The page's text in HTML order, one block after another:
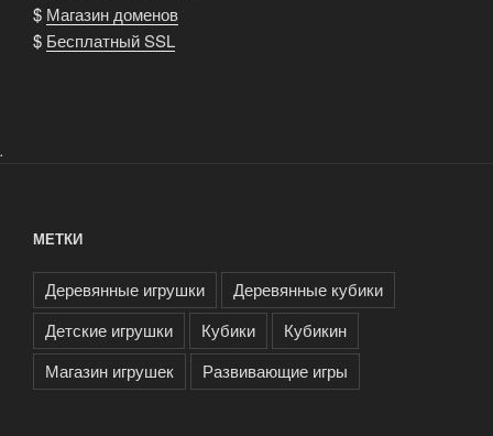
$ Магазин доменов
$ Бесплатный SSL
.
МЕТКИ
Деревянные игрушки
Деревянные кубики
Детские игрушки
Кубики
Кубикин
Магазин игрушек
Развивающие игры